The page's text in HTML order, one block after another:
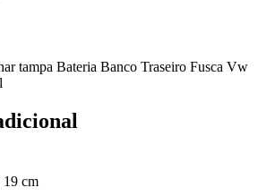
tampa Bateria Banco Traseiro Fusca Vw
cm